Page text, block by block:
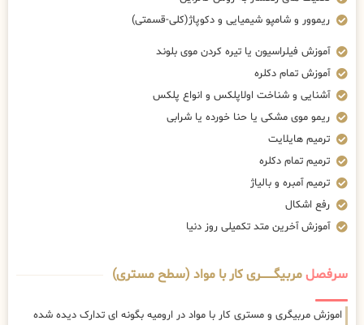
ریموور و شامپو شیمیایی و دکوپاژ(کلی-قسمتی)
آموزش فیلراسیون یا تیره کردن موی بلوند
آموزش تمام دکلره
آشنایی و شناخت اولاپلکس و انواع پلکس
ریمو موی مشکی یا حنا خورده یا شرابی
ترمیم هایلایت
ترمیم تمام دکلره
ترمیم آمبره و بالیاژ
رفع اشکال
آموزش آخرین متد تکمیلی روز دنیا
سرفصلمربیگــــــــری کار با مواد (سطح مستری)
اموزش مربیگری و مستری کار با مواد در ارومیه بگونه ای تدارک دیده شده